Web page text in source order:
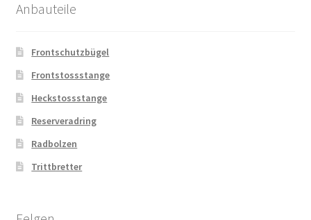
Anbauteile
Frontschutzbügel
Frontstossstange
Heckstossstange
Reserveradring
Radbolzen
Trittbretter